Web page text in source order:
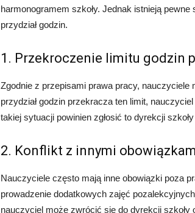
harmonogramem szkoły. Jednak istnieją
przydział godzin.
1. Przekroczenie limitu godzin
Zgodnie z przepisami prawa pracy,
przydział godzin przekracza ten limit,
takiej sytuacji powinien zgłosić to dyrekcji
2. Konflikt z innymi
Nauczyciele często mają inne obowiązki poza
prowadzenie dodatkowych zajęć
nauczyciel może zwrócić się do dyrekcji